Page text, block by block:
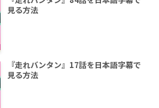
見る方法
『走れバンタン』17話を日本語字幕で
見る方法